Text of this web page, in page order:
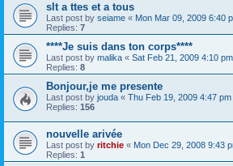
slt a ttes et a tous
Last post by seiame « Mon Mar 09, 2009 6:40
Replies: 7
****Je suis dans ton corps****
Last post by malika « Sat Feb 21, 2009 4:10 pm
Replies: 8
Bonjour,je me presente
Last post by jouda « Thu Feb 19, 2009 4:47 pm
Replies: 156
nouvelle arivée
Last post by ritchie « Mon Dec 29, 2008 9:43
Replies: 1